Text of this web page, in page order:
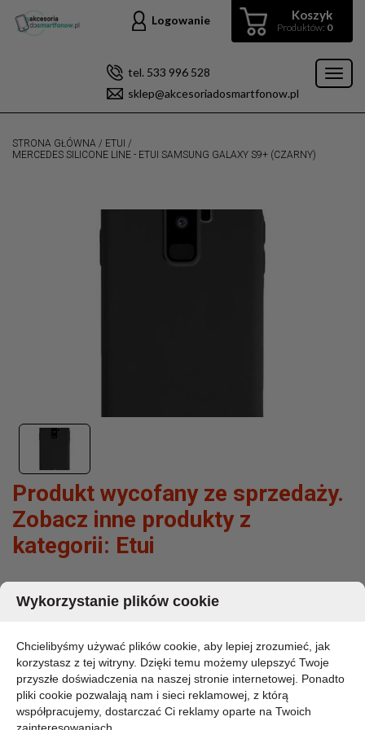
Koszyk
Produktów: 0
Logowanie
tel. 533 996 528
sklep@akcesoriadosmartfonow.pl
STRONA GŁÓWNA / ETUI /
MERCEDES SILICONE LINE - ETUI SAMSUNG GALAXY S9+ (CZARNY)
Produkt wycofany ze sprzedaży.
Zobacz inne produkty z
kategorii: Etui
MERCEDES SILICONE LINE - ETUI SAMSUNG
GALAXY S9+ (CZARNY)
MARKA:
MERCEDES
KOD PRODUKTU:
MEHCS9LSILBK
DOSTĘPNOŚĆ:
CHWILOWO BRAK - PROSZĘ PYTAĆ
Wykorzystanie plików cookie
Chcielibyśmy używać plików cookie, aby lepiej zrozumieć, jak
korzystasz z tej witryny. Dzięki temu możemy ulepszyć Twoje
przyszłe doświadczenia na naszej stronie internetowej. Ponadto
pliki cookie pozwalają nam i sieci reklamowej, z którą
współpracujemy, dostarczać Ci reklamy oparte na Twoich